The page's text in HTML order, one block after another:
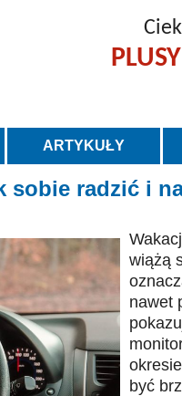
ARTYKUŁY
sobie radzić i
wiążą
nawet
być